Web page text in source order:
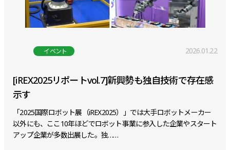
イベント 2026.01.22
[iREX2025リポートvol.7]新興勢も独自技術で存在感
示す
「2025国際ロボット展（iREX2025）」では大手ロボットメーカー
以外にも、ここ10年ほどでロボット事業に参入した企業やスタート
アップ企業が多数出展した。独……